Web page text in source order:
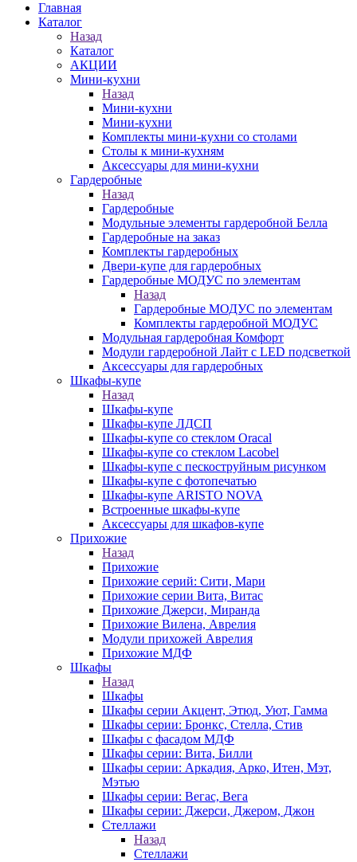
Главная
Каталог
Назад
Каталог
АКЦИИ
Мини-кухни
Назад
Мини-кухни
Мини-кухни
Комплекты мини-кухни со столами
Столы к мини-кухням
Аксессуары для мини-кухни
Гардеробные
Назад
Гардеробные
Модульные элементы гардеробной Белла
Гардеробные на заказ
Комплекты гардеробных
Двери-купе для гардеробных
Гардеробные МОДУС по элементам
Назад
Гардеробные МОДУС по элементам
Комплекты гардеробной МОДУС
Модульная гардеробная Комфорт
Модули гардеробной Лайт с LED подсветкой
Аксессуары для гардеробных
Шкафы-купе
Назад
Шкафы-купе
Шкафы-купе ЛДСП
Шкафы-купе со стеклом Oracal
Шкафы-купе со стеклом Lacobel
Шкафы-купе с пескоструйным рисунком
Шкафы-купе с фотопечатью
Шкафы-купе ARISTO NOVA
Встроенные шкафы-купе
Аксессуары для шкафов-купе
Прихожие
Назад
Прихожие
Прихожие серий: Сити, Мари
Прихожие серии Вита, Витас
Прихожие Джерси, Миранда
Прихожие Вилена, Аврелия
Модули прихожей Аврелия
Прихожие МДФ
Шкафы
Назад
Шкафы
Шкафы серии Акцент, Этюд, Уют, Гамма
Шкафы серии: Бронкс, Стелла, Стив
Шкафы с фасадом МДФ
Шкафы серии: Вита, Билли
Шкафы серии: Аркадия, Арко, Итен, Мэт,
Мэтью
Шкафы серии: Вегас, Вега
Шкафы серии: Джерси, Джером, Джон
Стеллажи
Назад
Стеллажи